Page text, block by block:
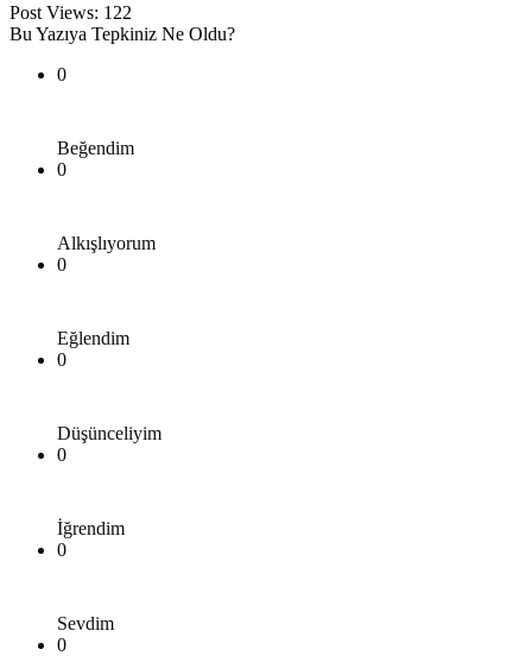
Post Views: 122
Bu Yazıya Tepkiniz Ne Oldu?
0
Beğendim
0
Alkışlıyorum
0
Eğlendim
0
Düşünceliyim
0
İğrendim
0
Sevdim
0